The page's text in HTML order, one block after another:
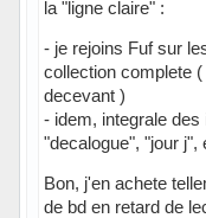
la "ligne claire" :
- je rejoins Fuf sur
collection complete
decevant )
- idem, integrale
"decalogue", "jour j",
Bon, j'en achete
de bd en retard de